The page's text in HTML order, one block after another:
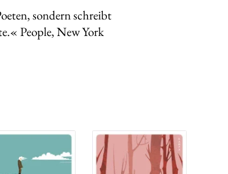
sondern schreibt
People, New York